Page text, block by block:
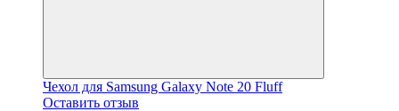
Чехол для Samsung Galaxy Note 20 Fluff
Оставить отзыв